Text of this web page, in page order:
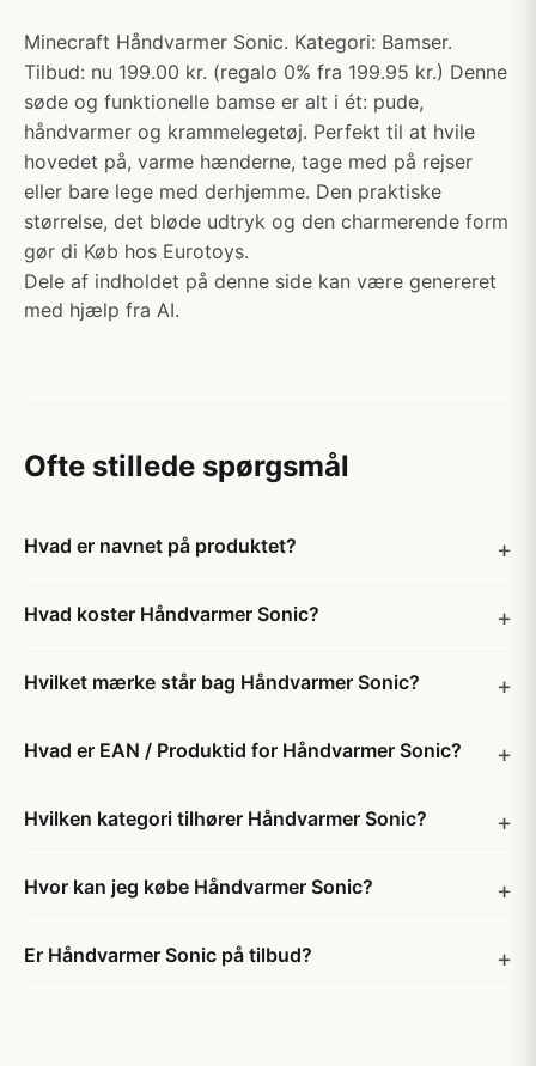
Minecraft Håndvarmer Sonic. Kategori: Bamser.
Tilbud: nu 199.00 kr. (regalo 0% fra 199.95 kr.) Denne
søde og funktionelle bamse er alt i ét: pude,
håndvarmer og krammelegetøj. Perfekt til at hvile
hovedet på, varme hænderne, tage med på rejser
eller bare lege med derhjemme. Den praktiske
størrelse, det bløde udtryk og den charmerende form
gør di Køb hos Eurotoys.
Dele af indholdet på denne side kan være genereret
med hjælp fra AI.
Ofte stillede spørgsmål
Hvad er navnet på produktet?
Hvad koster Håndvarmer Sonic?
Hvilket mærke står bag Håndvarmer Sonic?
Hvad er EAN / Produktid for Håndvarmer Sonic?
Hvilken kategori tilhører Håndvarmer Sonic?
Hvor kan jeg købe Håndvarmer Sonic?
Er Håndvarmer Sonic på tilbud?